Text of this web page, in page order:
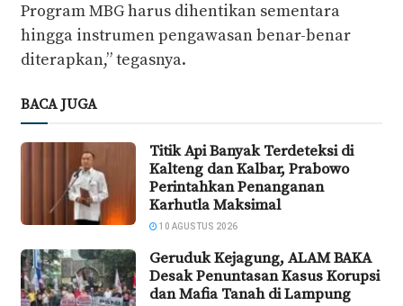
Program MBG harus dihentikan sementara
hingga instrumen pengawasan benar-benar
diterapkan,” tegasnya.
BACA JUGA
Titik Api Banyak Terdeteksi di
Kalteng dan Kalbar, Prabowo
Perintahkan Penanganan
Karhutla Maksimal
10 AGUSTUS 2026
Geruduk Kejagung, ALAM BAKA
Desak Penuntasan Kasus Korupsi
dan Mafia Tanah di Lampung